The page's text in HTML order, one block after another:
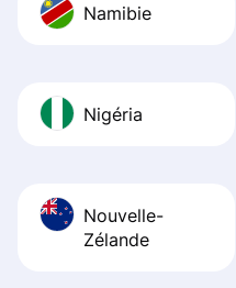
Namibie
Nigéria
Nouvelle-
Zélande